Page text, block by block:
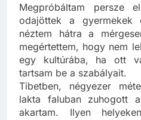
megafonnal híreket
Megpróbáltam persze
odajöttek a gyermekek
néztem hátra a
megértettem, hogy nem
egy kultúrába, ha ott
tartsam be a szabályait.
Tibetben, négyezer
lakta faluban zuhogott